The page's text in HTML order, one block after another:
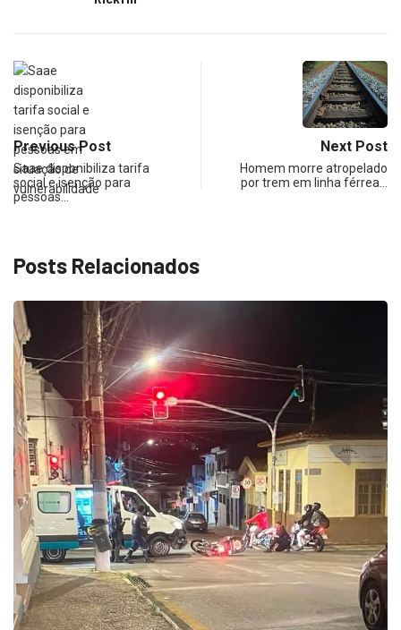
Previous Post
Saae disponibiliza tarifa
social e isenção para
pessoas…
Next Post
Homem morre atropelado
por trem em linha férrea…
Posts Relacionados
EDUCAÇÃO
Agenda Infantil de Agosto: Biblioteca de
Indaiatuba...
julho 28, 2026